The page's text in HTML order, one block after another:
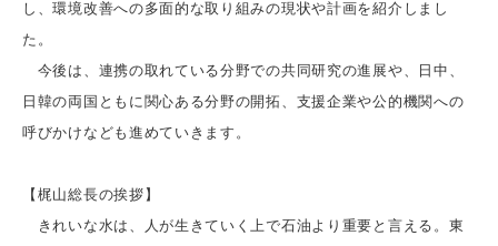
し、環境改善への多面的な取り組みの現状や計画を紹介しまし
た。
今後は、連携の取れている分野での共同研究の進展や、日中、
日韓の両国ともに関心ある分野の開拓、支援企業や公的機関への
呼びかけなども進めていきます。
【梶山総長の挨拶】
きれいな水は、人が生きていく上で石油より重要と言える。東